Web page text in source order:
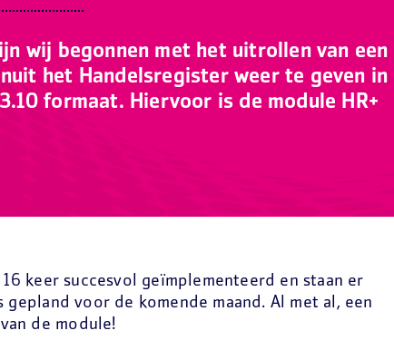
wij begonnen met het uitrollen van een
het Handelsregister weer te geven in
formaat. Hiervoor is de module HR+
16 keer succesvol geïmplementeerd en staan er
voor de komende maand. Al met al, een
de module!